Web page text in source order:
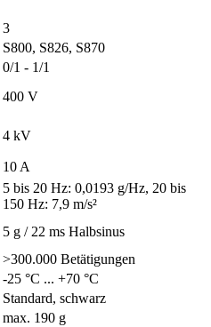
3
S800, S826, S870
0/1 - 1/1
400 V
4 kV
10 A
5 bis 20 Hz: 0,0193 g/Hz, 20 bis
150 Hz: 7,9 m/s²
5 g / 22 ms Halbsinus
>300.000 Betätigungen
-25 °C ... +70 °C
Standard, schwarz
max. 190 g